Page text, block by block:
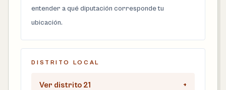
entender a qué diputación corresponde tu
ubicación.
DISTRITO LOCAL
Ver distrito 21 +